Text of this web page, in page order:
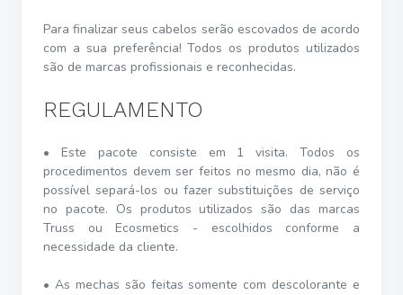
Para finalizar seus cabelos serão escovados de acordo
com a sua preferência! Todos os produtos utilizados
são de marcas profissionais e reconhecidas.
REGULAMENTO
• Este pacote consiste em 1 visita. Todos os
procedimentos devem ser feitos no mesmo dia, não é
possível separá-los ou fazer substituições de serviço
no pacote. Os produtos utilizados são das marcas
Truss ou Ecosmetics - escolhidos conforme a
necessidade da cliente.
• As mechas são feitas somente com descolorante e